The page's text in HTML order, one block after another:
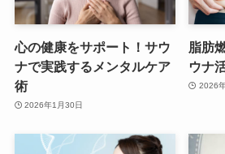
心の健康をサポート！サウ
ナで実践するメンタルケア
術
2026年1月30日
脂肪
ウナ
2026